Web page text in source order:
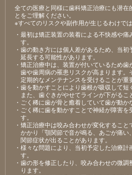
全ての医療と同様に歯科矯正治療にも潜在
とをご理解ください。
※すべてのリスクや副作用が生じるわけでは
・最初は矯正装置の装着による不快感や
す。
・⻭の動き⽅には個⼈差があるため、当
延⻑する可能性があります。
・矯正治療中は、装置が付いているため
⻭や⻭周病の罹患リスクが⾼まります。
定期的なメンテナンスを受けることが重
・⻭を動かすことにより⻭根が吸収して短
また、⻭ぐきがやせてラインが下がるこ
・ごく稀に⻭が⾻と癒着していて⻭が動か
・ごく稀に⻭を動かすことで神経が障害
す。
・矯正治療中は咬み合わせが変化するこ
かかり「顎関節で⾳が鳴る、あごが痛
関節症状が出ることがあります。
・様々な問題により、当初予定した治療
す。
・⻭の形を修正したり、咬み合わせの微
ります。